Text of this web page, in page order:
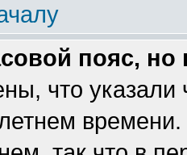
пояс,
что указали